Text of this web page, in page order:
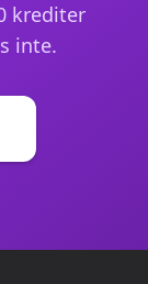
krediter
inte.